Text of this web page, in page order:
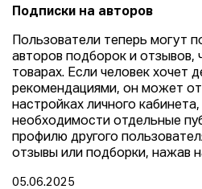
Подписки на авторов
Пользователи теперь могут
авторов подборок и отзывов,
товарах. Если человек хочет
рекомендациями, он может
настройках личного
необходимости отдельные
профилю другого
отзывы или подборки, нажав
05.06.2025